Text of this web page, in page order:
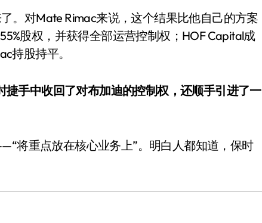
。对Mate Rimac来说，这个结果比他自己的方案
股权，并获得全部运营控制权；HOF Capital成
持股持平。
捷手中收回了对布加迪的控制权，还顺手引进了一
将重点放在核心业务上”。明白人都知道，保时